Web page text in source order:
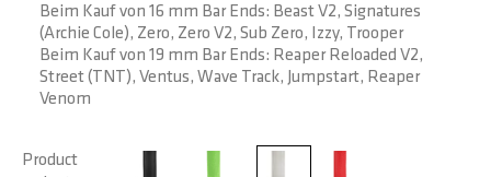
Beim Kauf von 16 mm Bar Ends: Beast V2, Signatures
(Archie Cole), Zero, Zero V2, Sub Zero, Izzy, Trooper
Beim Kauf von 19 mm Bar Ends: Reaper Reloaded V2,
Street (TNT), Ventus, Wave Track, Jumpstart, Reaper
Venom
Product